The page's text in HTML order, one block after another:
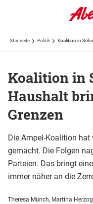
Startseite Politik Koalition in
Koalition in
Haushalt
Grenzen
Die Ampel-Koalition
gemacht. Die Folgen
Parteien. Das bringt
immer näher an die
Theresa Münch, Martina